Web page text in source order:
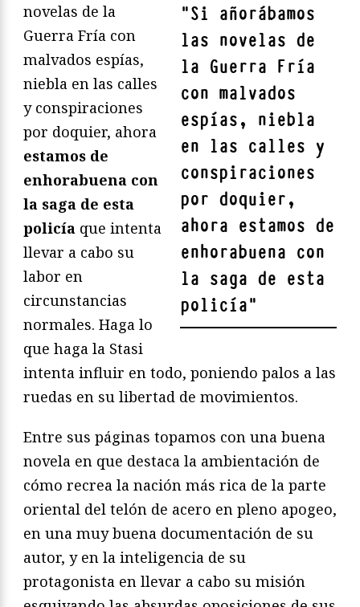
"Si añorábamos
las novelas de
la Guerra Fría
con malvados
espías, niebla
en las calles y
conspiraciones
por doquier,
ahora estamos de
enhorabuena con
la saga de esta
policía"
novelas de la
Guerra Fría con
malvados espías,
niebla en las calles
y conspiraciones
por doquier, ahora
estamos de
enhorabuena con
la saga de esta
policía que intenta
llevar a cabo su
labor en
circunstancias
normales. Haga lo
que haga la Stasi
intenta influir en todo, poniendo palos a las
ruedas en su libertad de movimientos.
Entre sus páginas topamos con una buena
novela en que destaca la ambientación de
cómo recrea la nación más rica de la parte
oriental del telón de acero en pleno apogeo,
en una muy buena documentación de su
autor, y en la inteligencia de su
protagonista en llevar a cabo su misión